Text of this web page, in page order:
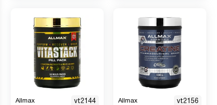
Allmax vt2144 Allmax vt2156